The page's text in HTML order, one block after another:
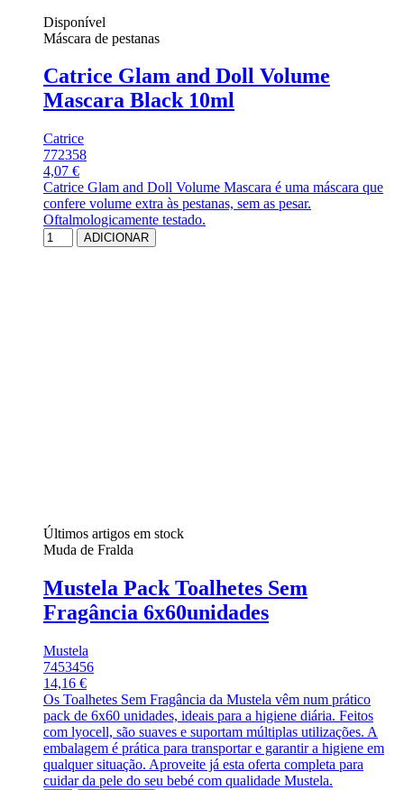
Disponível
Máscara de pestanas
Catrice Glam and Doll Volume
Mascara Black 10ml
Catrice
772358
4,07 €
Catrice Glam and Doll Volume Mascara é uma máscara que
confere volume extra às pestanas, sem as pesar.
Oftalmologicamente testado.
ADICIONAR
Últimos artigos em stock
Muda de Fralda
Mustela Pack Toalhetes Sem
Fragância 6x60unidades
Mustela
7453456
14,16 €
Os Toalhetes Sem Fragância da Mustela vêm num prático
pack de 6x60 unidades, ideais para a higiene diária. Feitos
com lyocell, são suaves e suportam múltiplas utilizações. A
embalagem é prática para transportar e garantir a higiene em
qualquer situação. Aproveite já esta oferta completa para
cuidar da pele do seu bebé com qualidade Mustela.